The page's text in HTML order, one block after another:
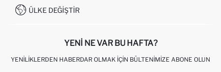
KAMPANYALAR
0850 333 22 86
ÜLKE DEĞIŞTIR
YENI NE VAR BU HAFTA?
YENILIKLERDEN HABERDAR OLMAK İÇIN BÜLTENIMIZE ABONE OLUN